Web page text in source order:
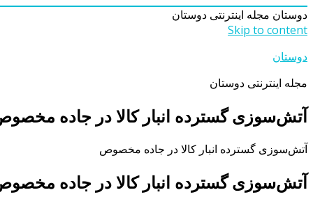
دوستان مجله اینترنتی دوستان
Skip to content
دوستان
مجله اینترنتی دوستان
آتش‌سوزی گسترده انبار کالا در جاده
آتش‌سوزی گسترده انبار کالا در جاده مخصوص
آتش‌سوزی گسترده انبار کالا در جاده